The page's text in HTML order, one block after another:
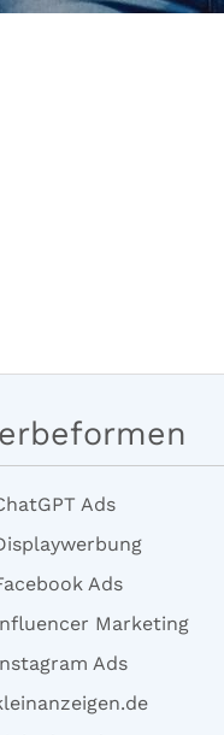
Ads
Ads
Marketing
Ads